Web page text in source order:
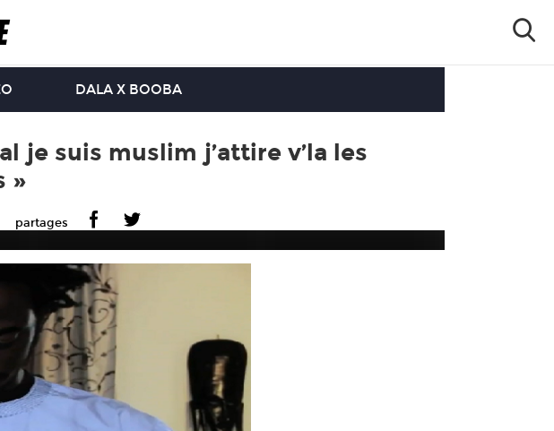
DALA X BOOBA
je suis muslim j’attire v’la les
»
partages